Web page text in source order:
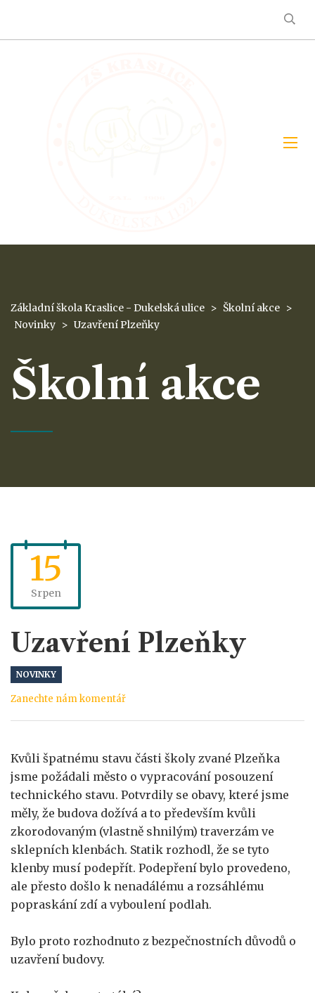
Základní škola Kraslice - Dukelská ulice > Školní akce >
Novinky > Uzavření Plzeňky
Školní akce
15
Srpen
Uzavření Plzeňky
NOVINKY
Zanechte nám komentář
Kvůli špatnému stavu části školy zvané Plzeňka
jsme požádali město o vypracování posouzení
technického stavu. Potvrdily se obavy, které jsme
měly, že budova dožívá a to především kvůli
zkorodovaným (vlastně shnilým) traverzám ve
sklepních klenbách. Statik rozhodl, že se tyto
klenby musí podepřít. Podepření bylo provedeno,
ale přesto došlo k nenadálému a rozsáhlému
popraskání zdí a vyboulení podlah.
Bylo proto rozhodnuto z bezpečnostních důvodů o
uzavření budovy.